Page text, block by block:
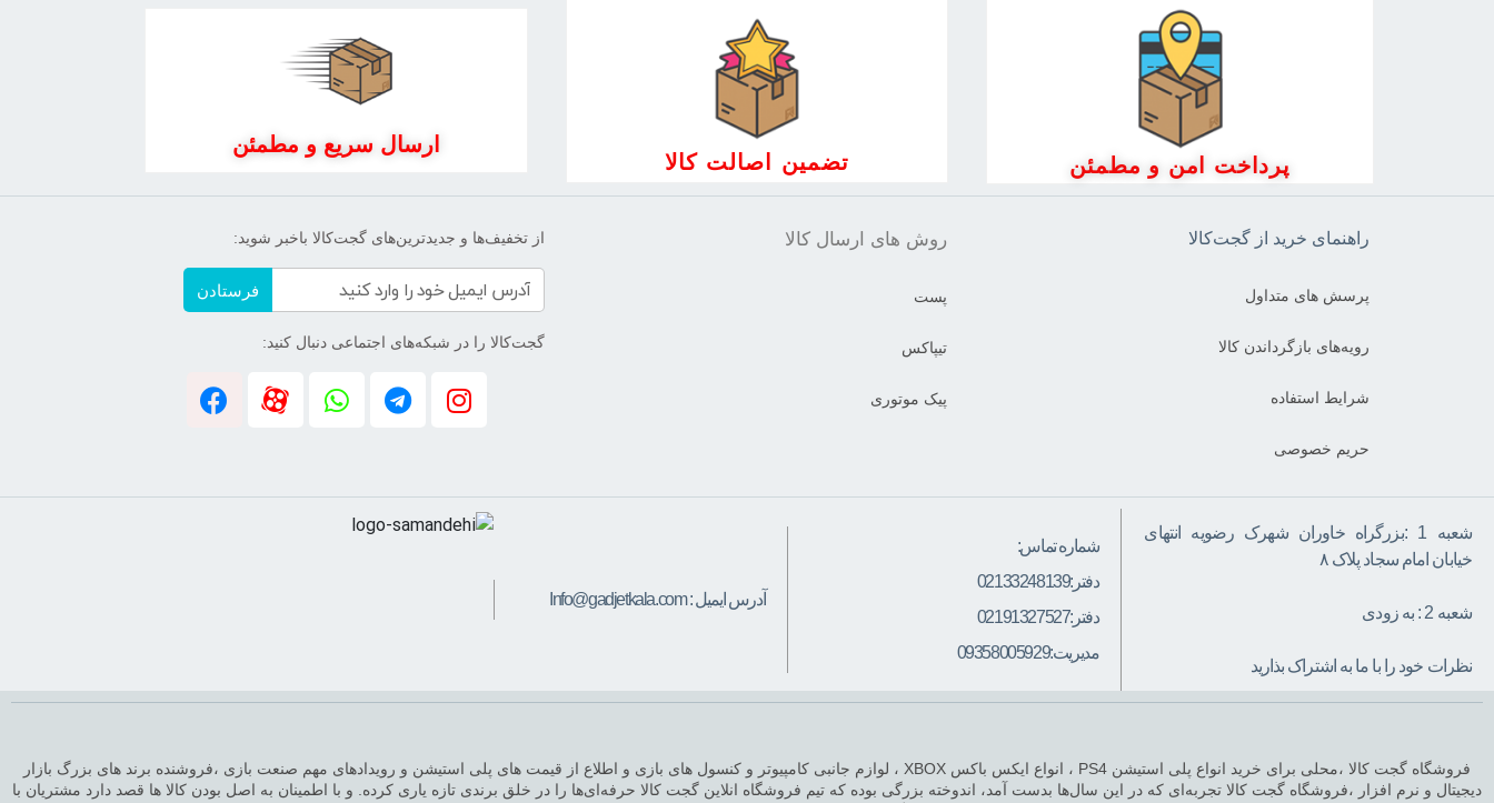
پرداخت امن و مطمئن تضمین اصالت کالا
ارسال سریع و مطمئن
راهنمای خرید از گجت‌کالا
پرسش های متداول
رویه‌های بازگرداندن کالا
شرایط استفاده
حریم خصوصی
روش های ارسال کالا
پست
تیپاکس
پیک موتوری
از تخفیف‌ها و جدیدترین‌های گجت‌کالا باخبر شوید:
فرستادن
گجت‌کالا را در شبکه‌های اجتماعی دنبال کنید:
شعبه 1 :بزرگراه خاوران شهرک رضویه انتهای
خیابان امام سجاد پلاک ۸
شعبه 2 : به زودی
نظرات خود را با ما به اشتراک بذارید
شماره تماس:
دفتر:02133248139
دفتر:02191327527
مدیریت:09358005929
آدرس ایمیل :Info@gadjetkala.com
فروشگاه گجت کالا ،محلی برای خرید انواع پلی استیشن PS4 ، انواع ایکس باکس XBOX ، لوازم جانبی کامپیوتر و کنسول های بازی و اطلاع از قیمت های پلی استیشن و رویدادهای مهم صنعت بازی ،فروشنده برند های بزرگ بازار
دیجیتال و نرم افزار ،فروشگاه گجت کالا تجربه‌ای که در این سال‌ها بدست آمد، اندوخته بزرگی بوده که تیم فروشگاه انلاین گجت کالا حرفه‌ای‌ها را در خلق برندی تازه یاری کرده. و با اطمینان به اصل بودن کالا ها قصد دارد مشتریان با